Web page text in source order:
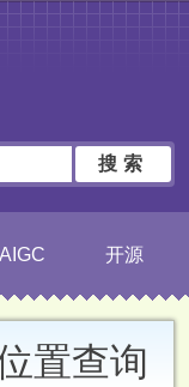
搜索
AIGC 开源
置查询